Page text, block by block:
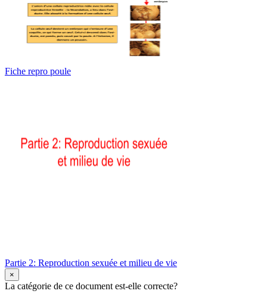
Fiche repro poule
Partie 2: Reproduction sexuée et milieu de vie
×
La catégorie de ce document est-elle correcte?